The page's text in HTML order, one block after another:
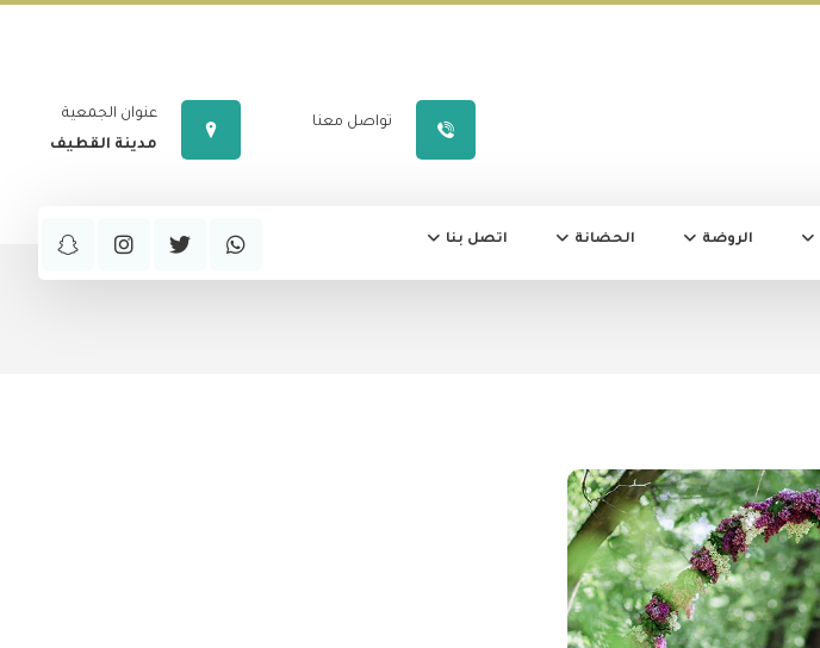
عنوان الجمعية
مدينة القطيف
تواصل معنا
الروضة الحضانة اتصل بنا